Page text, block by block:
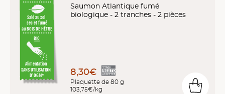
Salé au sel
sec et fumé
au BOIS DE HÊTRE
Alimentation
SANS UTILISATION
D’OGM*
BIO
Saumon Atlantique fumé
biologique - 2 tranches - 2 pièces
8,30€
Plaquette de 80 g
103,75€/kg